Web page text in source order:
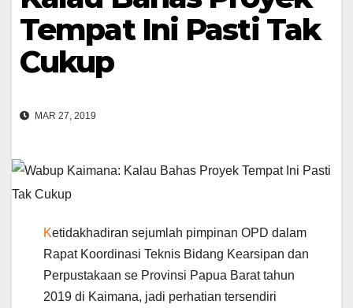
Tempat Ini Pasti Tak
Cukup
MAR 27, 2019
Ketidakhadiran sejumlah pimpinan OPD dalam
Rapat Koordinasi Teknis Bidang Kearsipan dan
Perpustakaan se Provinsi Papua Barat tahun
2019 di Kaimana, jadi perhatian tersendiri